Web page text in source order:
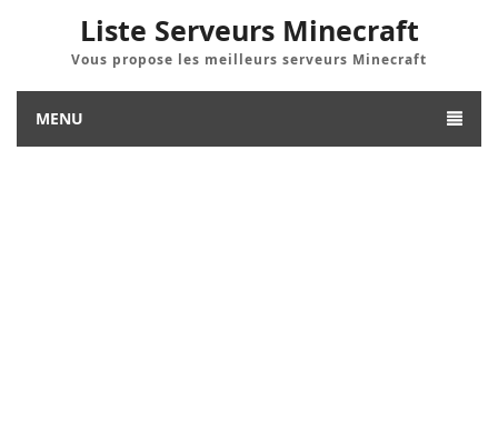
Liste Serveurs Minecraft
Vous propose les meilleurs serveurs Minecraft
MENU